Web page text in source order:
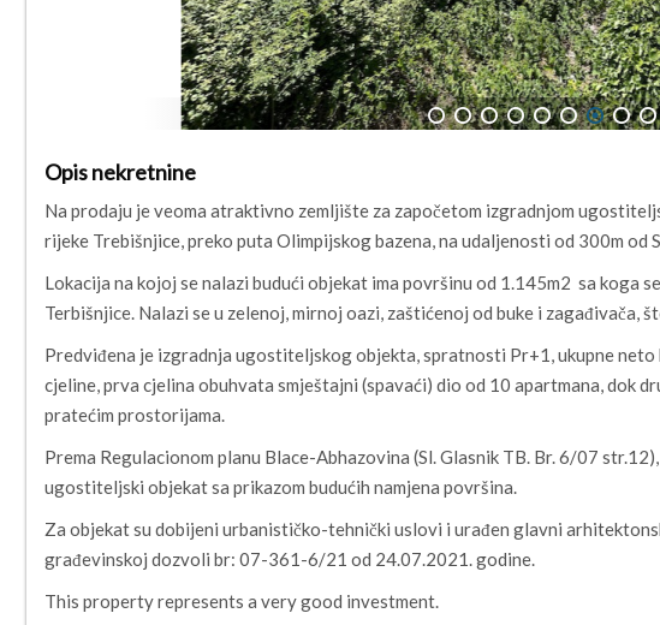
1 2 3 4 5 6 7 8 9
Opis nekretnine
Na prodaju je veoma atraktivno zemljište za započetom izgradnjom
rijeke Trebišnjice, preko puta Olimpijskog bazena, na udaljenosti od 300m
Lokacija na kojoj se nalazi budući objekat ima površinu od 1.145m2 sa koga
Terbišnjice. Nalazi se u zelenoj, mirnoj oazi, zaštićenoj od buke i zagađivača,
Predviđena je izgradnja ugostiteljskog objekta, spratnosti Pr+1, ukupne
cjeline, prva cjelina obuhvata smještajni (spavaći) dio od 10 apartmana, dok
pratećim prostorijama.
Prema Regulacionom planu Blace-Abhazovina (Sl. Glasnik TB. Br. 6/07
ugostiteljski objekat sa prikazom budućih namjena površina.
Za objekat su dobijeni urbanističko-tehnički uslovi i urađen glavni
građevinskoj dozvoli br: 07-361-6/21 od 24.07.2021. godine.
This property represents a very good investment.